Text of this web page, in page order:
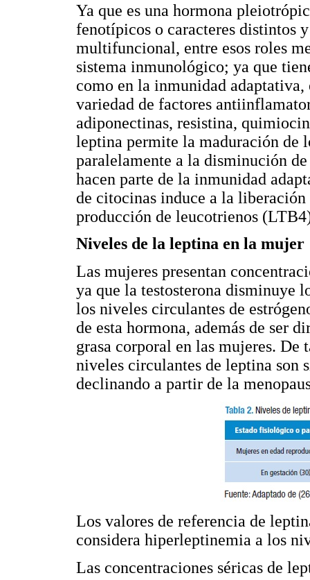
Ya que es una hormona
fenotípicos o caracteres distintos
multifuncional, entre esos roles
sistema inmunológico; ya que
como en la inmunidad
variedad de factores
adiponectinas, resistina,
leptina permite la maduración
paralelamente a la disminución
hacen parte de la inmunidad
de citocinas induce a la
producción de leucotrienos
Niveles de la leptina en la mujer
Las mujeres presentan
ya que la testosterona disminuye
los niveles circulantes de
de esta hormona, además de ser
grasa corporal en las mujeres.
niveles circulantes de leptina son
declinando a partir de la
Los valores de referencia de
considera hiperleptinemia a los
Las concentraciones séricas de